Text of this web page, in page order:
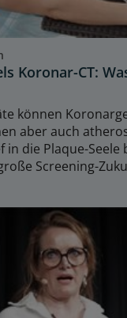
Koronar-CT:
können
aber auch
in die Plaque-Seele
Screening-